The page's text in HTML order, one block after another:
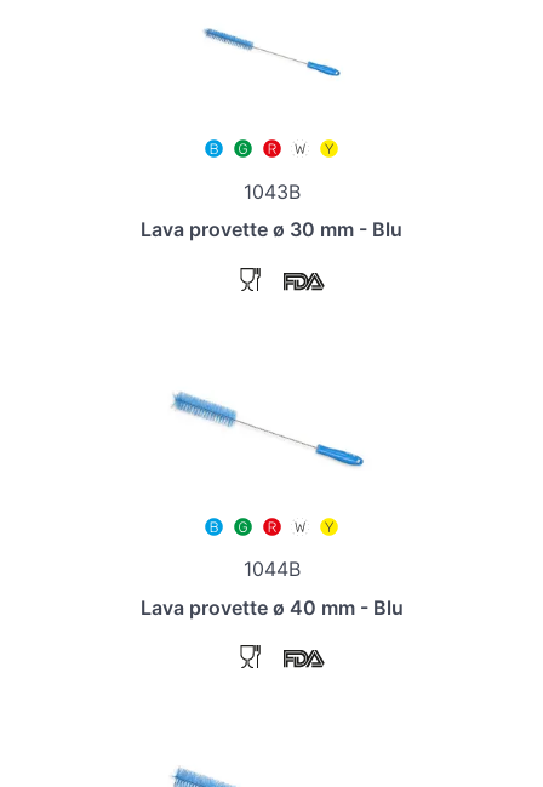
1043B
Lava provette ø 30 mm - Blu
1044B
Lava provette ø 40 mm - Blu